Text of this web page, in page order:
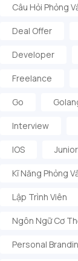
Câu Hỏi Phỏng
Deal Offer
Developer
Freelance
Go
Interview
IOS Junior
Kĩ Năng Phỏng
Lập Trình Viên
Ngôn Ngữ Cơ
Personal